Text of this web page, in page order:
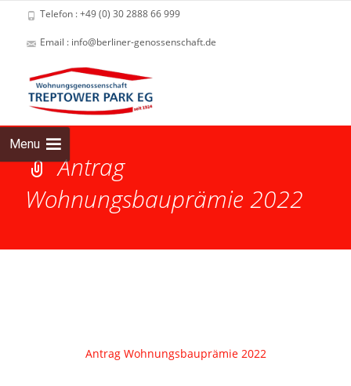
Telefon : +49 (0) 30 2888 66 999
Email : info@berliner-genossenschaft.de
Menu
Antrag
Wohnungsbauprämie 2022
Antrag Wohnungsbauprämie 2022